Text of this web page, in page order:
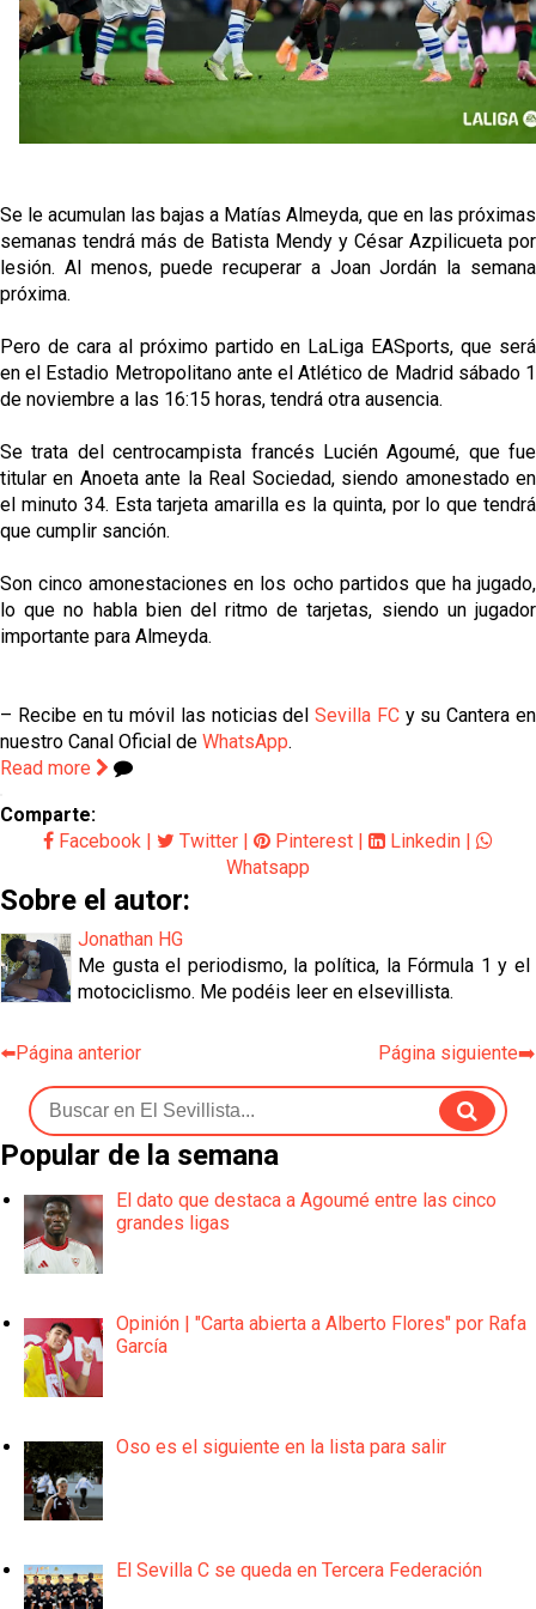
Los contratiempos para García Plaza por la mala
gestión de un inválido Consejo
El Sevilla C se queda en Tercera Federación
Luis García Plaza: No sufrir ya es un paso adelante
Se le acumulan las bajas a Matías Almeyda, que en las próximas
semanas tendrá más de Batista Mendy y César Azpilicueta por
lesión. Al menos, puede recuperar a Joan Jordán la semana
próxima.
Pero de cara al próximo partido en LaLiga EASports, que será
en el Estadio Metropolitano ante el Atlético de Madrid sábado 1
de noviembre a las 16:15 horas, tendrá otra ausencia.
Se trata del centrocampista francés Lucién Agoumé, que fue
titular en Anoeta ante la Real Sociedad, siendo amonestado en
el minuto 34. Esta tarjeta amarilla es la quinta, por lo que tendrá
que cumplir sanción.
Son cinco amonestaciones en los ocho partidos que ha jugado,
lo que no habla bien del ritmo de tarjetas, siendo un jugador
importante para Almeyda.
– Recibe en tu móvil las noticias delSevilla FCy su Cantera en
nuestro Canal Oficial de WhatsApp.
Read more
Comparte:
Facebook | Twitter | Pinterest | Linkedin |
Whatsapp
Sobre el autor:
Jonathan HG
Me gusta el periodismo, la política, la Fórmula 1 y el
motociclismo. Me podéis leer en elsevillista.
⬅️Página anterior Página siguiente➡️
Popular de la semana
El dato que destaca a Agoumé entre las cinco
grandes ligas
Opinión | "Carta abierta a Alberto Flores" por Rafa
García
Oso es el siguiente en la lista para salir
El Sevilla C se queda en Tercera Federación